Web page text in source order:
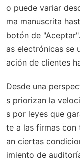
o puede variar
ma manuscrita
botón de
as electrónicas se
ación de clientes
Desde una
s priorizan la
s por leyes que
te a las firmas con
an ciertas
imiento de